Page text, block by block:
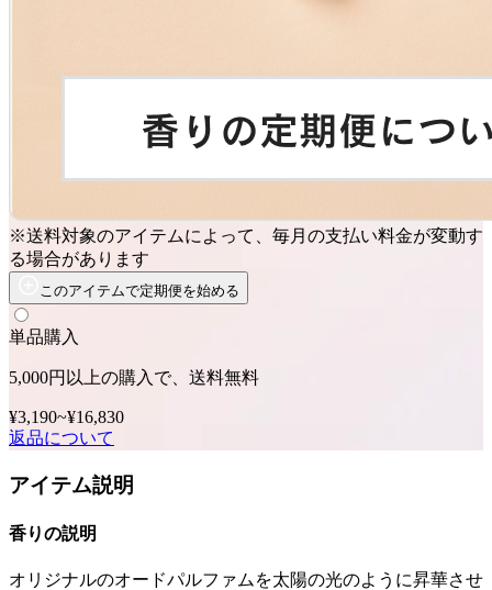
※送料対象のアイテムによって、毎月の支払い料金が変動す
る場合があります
このアイテムで定期便を始める
単品購入
5,000円以上の購入で、送料無料
¥3,190~¥16,830
返品について
アイテム説明
香りの説明
オリジナルのオードパルファムを太陽の光のように昇華させ